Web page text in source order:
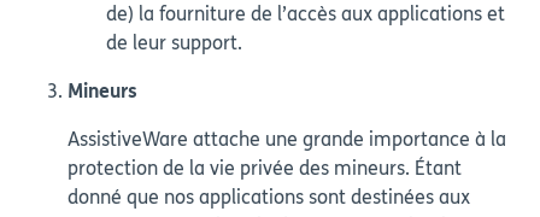
de) la fourniture de l’accès aux applications et
de leur support.
Mineurs
AssistiveWare attache une grande importance à la
protection de la vie privée des mineurs. Étant
donné que nos applications sont destinées aux